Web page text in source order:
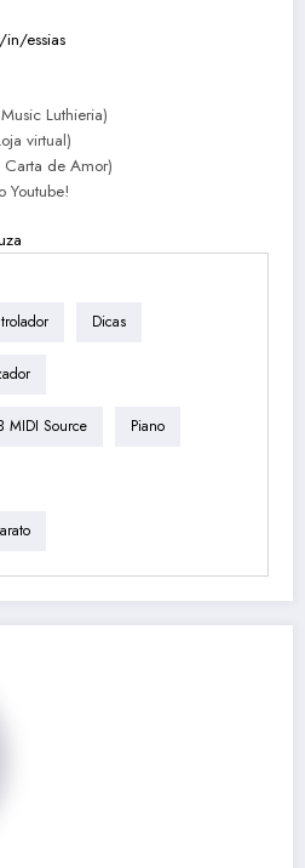
essias
Luthieria)
virtual)
Carta de Amor)
Youtube!
Dicas
MIDI Source Piano